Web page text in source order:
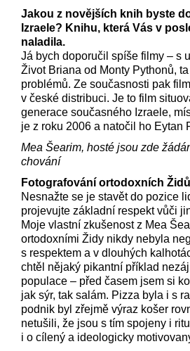
Jakou z novějších knih byste
Izraele? Knihu, která Vás v
naladila.
Já bych doporučil spíše filmy – s
Život Briana od Monty Pythonů,
problémů. Ze současnosti pak
v české distribuci. Je to film
generace současného Izraele,
je z roku 2006 a natočil ho Eytan
Mea Šearim, hosté jsou zde
chování
Fotografování ortodoxních
Nesnažte se je stavět do pozice
projevujte základní respekt vůči
Moje vlastní zkušenost z Mea
ortodoxními Židy nikdy nebyla
s respektem a v dlouhých
chtěl nějaký pikantní příklad
populace – před časem jsem si
jak sýr, tak salám. Pizza byla i s
podnik byl zřejmě výraz košer
netušili, že jsou s tím spojeny i
i o cílený a ideologicky